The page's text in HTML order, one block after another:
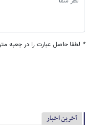
* لطفا حاصل عبارت را در جعبه
آخرین اخبار